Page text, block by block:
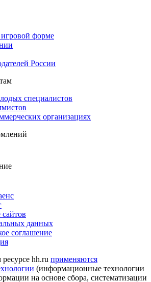
форме
России
специалистов
организациях
данных
соглашение
hh.ru применяются
(информационные технологии
на основе сбора, систематизации